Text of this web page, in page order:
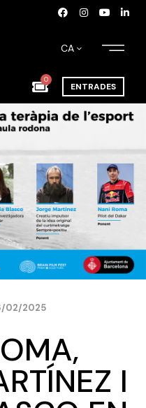
CA
0
ENTRADES
02/2025
I